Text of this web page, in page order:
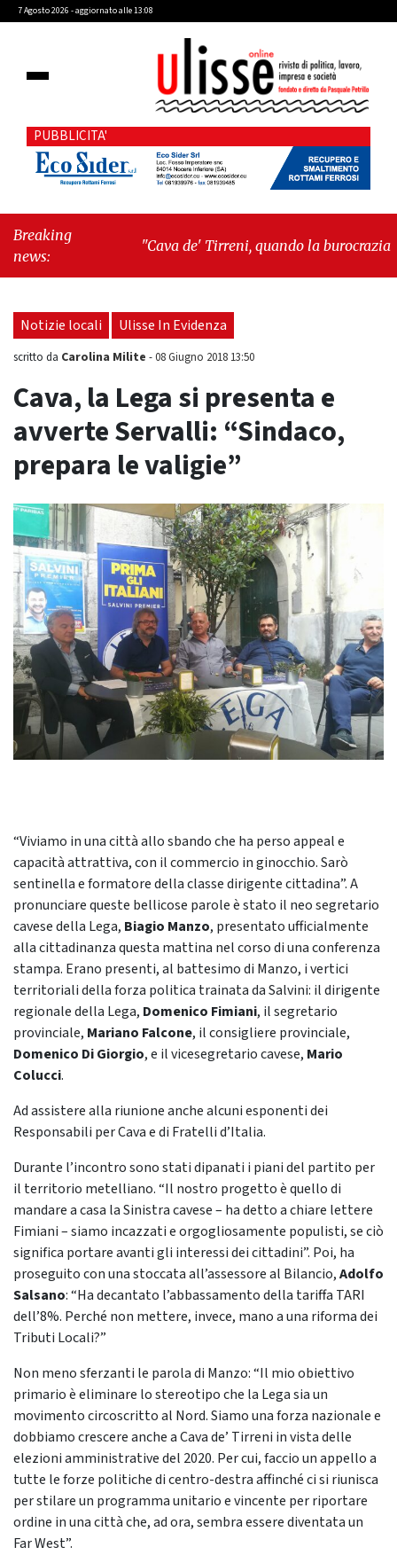
7 Agosto 2026 - aggiornato alle 13:08
PUBBLICITA'
Breaking
news:
"Cava de' Tirreni, quando la burocrazia
Notizie locali Ulisse In Evidenza
scritto da Carolina Milite -08 Giugno 2018 13:50
Cava, la Lega si presenta e
avverte Servalli: “Sindaco,
prepara le valigie”
“Viviamo in una città allo sbando che ha perso appeal e
capacità attrattiva, con il commercio in ginocchio. Sarò
sentinella e formatore della classe dirigente cittadina”. A
pronunciare queste bellicose parole è stato il neo segretario
cavese della Lega, Biagio Manzo, presentato ufficialmente
alla cittadinanza questa mattina nel corso di una conferenza
stampa. Erano presenti, al battesimo di Manzo, i vertici
territoriali della forza politica trainata da Salvini: il dirigente
regionale della Lega, Domenico Fimiani, il segretario
provinciale, Mariano Falcone, il consigliere provinciale,
Domenico Di Giorgio, e il vicesegretario cavese, Mario
Colucci.
Ad assistere alla riunione anche alcuni esponenti dei
Responsabili per Cava e di Fratelli d’Italia.
Durante l’incontro sono stati dipanati i piani del partito per
il territorio metelliano. “Il nostro progetto è quello di
mandare a casa la Sinistra cavese – ha detto a chiare lettere
Fimiani – siamo incazzati e orgogliosamente populisti, se ciò
significa portare avanti gli interessi dei cittadini”. Poi, ha
proseguito con una stoccata all’assessore al Bilancio,Adolfo
Salsano: “Ha decantato l’abbassamento della tariffa TARI
dell’8%. Perché non mettere, invece, mano a una riforma dei
Tributi Locali?”
Non meno sferzanti le parola di Manzo: “Il mio obiettivo
primario è eliminare lo stereotipo che la Lega sia un
movimento circoscritto al Nord. Siamo una forza nazionale e
dobbiamo crescere anche a Cava de’ Tirreni in vista delle
elezioni amministrative del 2020. Per cui, faccio un appello a
tutte le forze politiche di centro-destra affinché ci si riunisca
per stilare un programma unitario e vincente per riportare
ordine in una città che, ad ora, sembra essere diventata un
Far West”.